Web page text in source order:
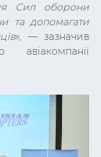
Сил оборони
та допомагати
», — зазначив